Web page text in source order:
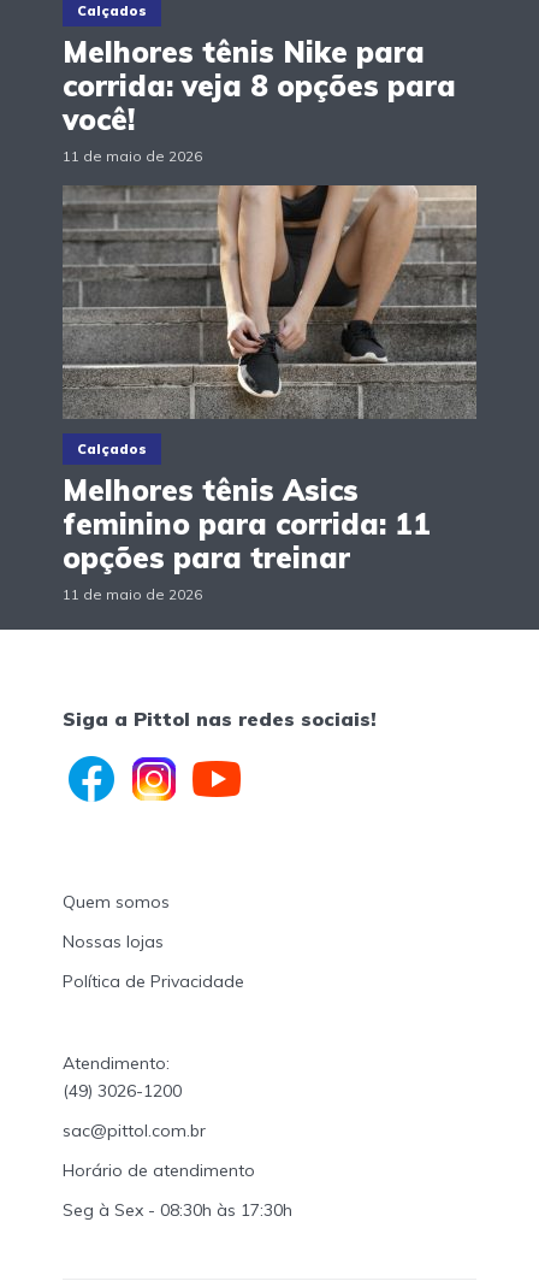
Calçados
Melhores tênis Nike para
corrida: veja 8 opções para
você!
11 de maio de 2026
Calçados
Melhores tênis Asics
feminino para corrida: 11
opções para treinar
11 de maio de 2026
Siga a Pittol nas redes sociais!
Quem somos
Nossas lojas
Política de Privacidade
Atendimento:
(49) 3026-1200
sac@pittol.com.br
Horário de atendimento
Seg à Sex - 08:30h às 17:30h